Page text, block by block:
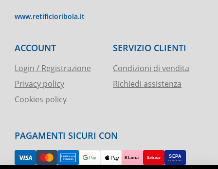
www.retificioribola.it
ACCOUNT
Login / Registrazione
Privacy policy
Cookies policy
SERVIZIO CLIENTI
Condizioni di vendita
Richiedi assistenza
PAGAMENTI SICURI CON